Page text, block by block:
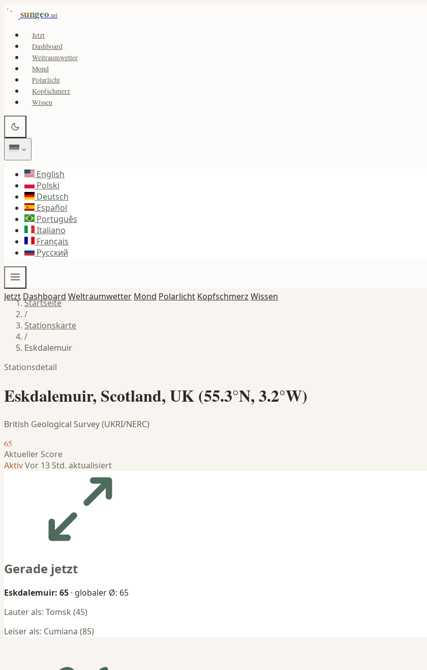
sungeo.net
Jetzt
Dashboard
Weltraumwetter
Mond
Polarlicht
Kopfschmerz
Wissen
English
Polski
Deutsch
Español
Português
Italiano
Français
Русский
Jetzt Dashboard Weltraumwetter Mond Polarlicht Kopfschmerz Wissen
Startseite
/
Stationskarte
/
Eskdalemuir
Stationsdetail
Eskdalemuir, Scotland, UK (55.3°N, 3.2°W)
British Geological Survey (UKRI/NERC)
65
Aktueller Score
AktivVor 13 Std. aktualisiert
Gerade jetzt
Eskdalemuir: 65 · globaler Ø: 65
Lauter als: Tomsk (45)
Leiser als: Cumiana (85)